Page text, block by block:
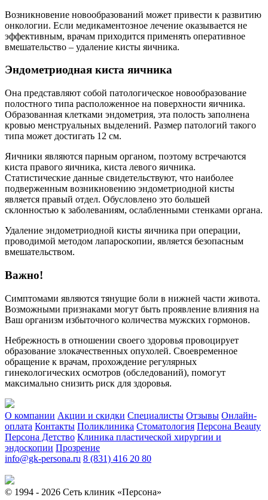
Возникновение новообразований может привести к развитию
онкологии. Если медикаментозное лечение оказывается не
эффективным, врачам приходится применять оперативное
вмешательство – удаление кисты яичника.
Эндометриодная киста яичника
Она представляют собой патологическое новообразование
полостного типа расположенное на поверхности яичника.
Образованная клетками эндометрия, эта полость заполнена
кровью менструальных выделений. Размер патологий такого
типа может достигать 12 см.
Яичники являются парным органом, поэтому встречаются
киста правого яичника, киста левого яичника.
Статистические данные свидетельствуют, что наиболее
подверженным возникновению эндометриодной кисты
является правый отдел. Обусловлено это большей
склонностью к заболеваниям, ослабленными стенками органа.
Удаление эндометриодной кисты яичника при операции,
проводимой методом лапароскопии, является безопасным
вмешательством.
Важно!
Симптомами являются тянущие боли в нижней части живота.
Возможными признаками могут быть проявление влияния на
Ваш организм избыточного количества мужских гормонов.
Небрежность в отношении своего здоровья провоцирует
образование злокачественных опухолей. Своевременное
обращение к врачам, прохождение регулярных
гинекологических осмотров (обследований), помогут
максимально снизить риск для здоровья.
О компании Акции и скидки Специалисты Отзывы Онлайн-
оплата Контакты Поликлиника Стоматология Персона Beauty
Персона Детство Клиника пластической хирургии и
эндоскопии Прозрение
info@gk-persona.ru 8 (831) 416 20 80
© 1994 - 2026 Сеть клиник «Персона»